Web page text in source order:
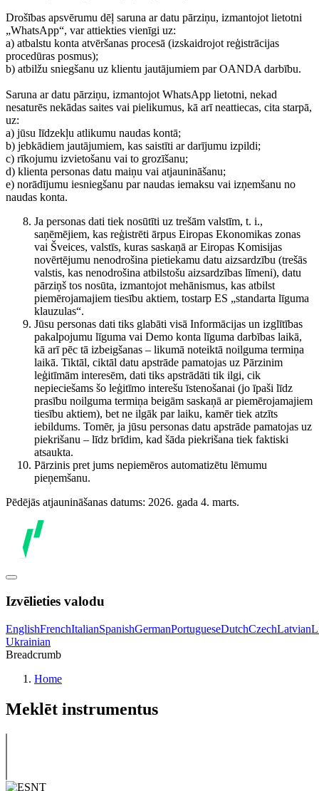
Drošības apsvērumu dēļ saruna ar datu pārziņu, izmantojot lietotni
„WhatsApp“, var attiekties vienīgi uz:
a) atbalstu konta atvēršanas procesā (izskaidrojot reģistrācijas
procedūras posmus);
b) atbilžu sniegšanu uz klientu jautājumiem par OANDA darbību.
Saruna ar datu pārziņu, izmantojot WhatsApp lietotni, nekad
nesaturēs nekādas saites vai pielikumus, kā arī neattiecas, cita starpā,
uz:
a) jūsu līdzekļu atlikumu naudas kontā;
b) jebkādiem jautājumiem, kas saistīti ar darījumu izpildi;
c) rīkojumu izvietošanu vai to grozīšanu;
d) klienta personas datu maiņu vai atjaunināšanu;
e) norādījumu iesniegšanu par naudas iemaksu vai izņemšanu no
naudas konta.
Ja personas dati tiek nosūtīti uz trešām valstīm, t. i.,
saņēmējiem, kas reģistrēti ārpus Eiropas Ekonomikas zonas
vai Šveices, valstīs, kuras saskaņā ar Eiropas Komisijas
novērtējumu nenodrošina pietiekamu datu aizsardzību (trešās
valstis, kas nenodrošina atbilstošu aizsardzības līmeni), datu
pārziņš tos nosūta, izmantojot mehānismus, kas atbilst
piemērojamajiem tiesību aktiem, tostarp ES „standarta līguma
klauzulas“.
Jūsu personas dati tiks glabāti visā Informācijas un izglītības
pakalpojumu līguma vai Demo konta līguma darbības laikā,
kā arī pēc tā izbeigšanas – likumā noteiktā noilguma termiņa
laikā. Tiktāl, ciktāl datu apstrāde pamatojas uz Pārzinim
leģitīmām interesēm, dati tiks apstrādāti tik ilgi, cik
nepieciešams šo leģitīmo interešu īstenošanai (jo īpaši līdz
prasību noilguma termiņa beigām saskaņā ar piemērojamajiem
tiesību aktiem), bet ne ilgāk par laiku, kamēr tiek atzīts
iebildums. Tomēr, ja jūsu personas datu apstrāde pamatojas uz
piekrišanu – līdz brīdim, kad šāda piekrišana tiek faktiski
atsaukta.
Pārzinis pret jums nepiemēros automatizētu lēmumu
pieņemšanu.
Pēdējās atjaunināšanas datums: 2026. gada 4. marts.
Izvēlieties valodu
EnglishFrenchItalianSpanishGermanPortugueseDutchCzechLatvian
Ukrainian
Breadcrumb
Home
Meklēt instrumentus